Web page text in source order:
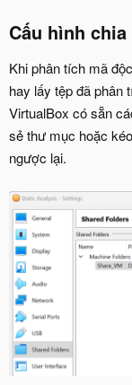
Cấu hình
Khi phân tích mã
hay lấy tệp đã phân
VirtualBox có sẵn
sẻ thư mục hoặc
ngược lại.